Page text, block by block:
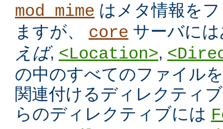
mod_mime はメタ情報を
ますが、 core サーバに
えば, <Location>,
の中のすべてのファイル
関連付けるディレクティ
らのディレクティブには